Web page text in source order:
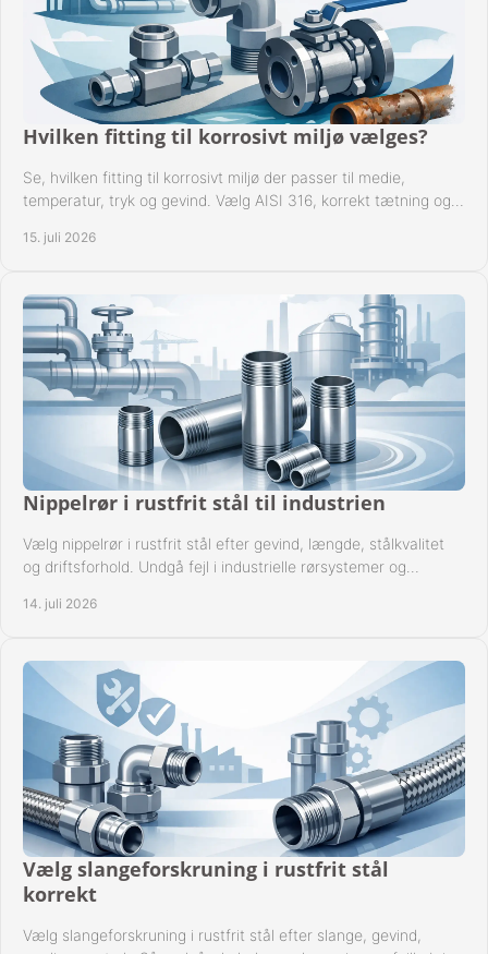
Hvilken fitting til korrosivt miljø vælges?
Se, hvilken fitting til korrosivt miljø der passer til medie,
temperatur, tryk og gevind. Vælg AISI 316, korrekt tætning og
15. juli 2026
Nippelrør i rustfrit stål til industrien
Vælg nippelrør i rustfrit stål efter gevind, længde, stålkvalitet
og driftsforhold. Undgå fejl i industrielle rørsystemer og
14. juli 2026
Vælg slangeforskruning i rustfrit stål
korrekt
Vælg slangeforskruning i rustfrit stål efter slange, gevind,